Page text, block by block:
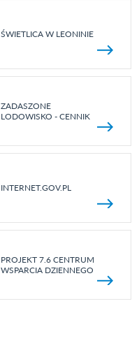
ŚWIETLICA W LEONINIE
ZADASZONE
LODOWISKO - CENNIK
INTERNET.GOV.PL
PROJEKT 7.6 CENTRUM
WSPARCIA DZIENNEGO